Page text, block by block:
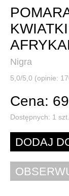
Nigra
5,0/5,0 (opinie:
Cena: 69
Dostępnych: 1 szt.